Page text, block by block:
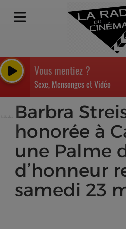
Vous mentiez ?
Sexe, Mensonges et Vidéo
Barbra
honorée à
une Palme
d’honneur
samedi 23